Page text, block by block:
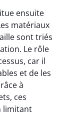
ensuite
matériaux
sont triés
Le rôle
car il
et de les
à
ces
limitant